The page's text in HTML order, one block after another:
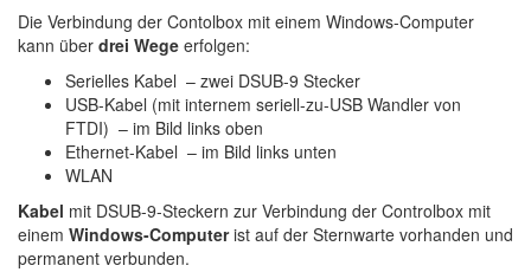
Die Verbindung der Contolbox mit einem Windows-Computer
kann über drei Wege erfolgen:
Serielles Kabel – zwei DSUB-9 Stecker
USB-Kabel (mit internem seriell-zu-USB Wandler von
FTDI) – im Bild links oben
Ethernet-Kabel – im Bild links unten
WLAN
Kabel mit DSUB-9-Steckern zur Verbindung der Controlbox mit
einem Windows-Computerist auf der Sternwarte vorhanden und
permanent verbunden.